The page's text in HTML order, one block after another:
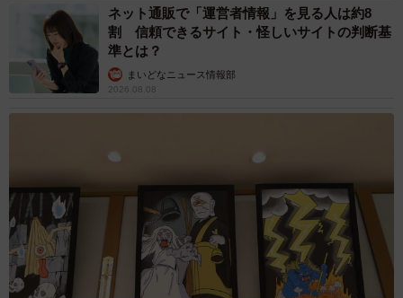
ネット通販で「運営者情報」を見る人は約8
割 信頼できるサイト・怪しいサイトの判断基
準とは？
まいどなニュース情報部
2026.08.08